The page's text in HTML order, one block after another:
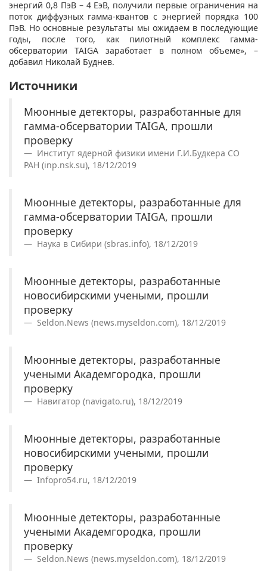
энергий 0,8 ПэВ – 4 ЕэВ, получили первые ограничения на
поток диффузных гамма-квантов с энергией порядка 100
ПэВ. Но основные результаты мы ожидаем в последующие
годы, после того, как пилотный комплекс гамма-
обсерватории TAIGA заработает в полном объеме», –
добавил Николай Буднев.
Источники
Мюонные детекторы, разработанные для
гамма-обсерватории TAIGA, прошли
проверку
Институт ядерной физики имени Г.И.Будкера СО
РАН (inp.nsk.su), 18/12/2019
Мюонные детекторы, разработанные для
гамма-обсерватории TAIGA, прошли
проверку
Наука в Сибири (sbras.info), 18/12/2019
Мюонные детекторы, разработанные
новосибирскими учеными, прошли
проверку
Seldon.News (news.myseldon.com), 18/12/2019
Мюонные детекторы, разработанные
учеными Академгородка, прошли
проверку
Навигатор (navigato.ru), 18/12/2019
Мюонные детекторы, разработанные
новосибирскими учеными, прошли
проверку
Infopro54.ru, 18/12/2019
Мюонные детекторы, разработанные
учеными Академгородка, прошли
проверку
Seldon.News (news.myseldon.com), 18/12/2019